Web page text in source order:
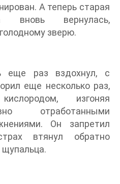
А теперь старая
вновь вернулась,
зверю.
еще раз вздохнул, с
еще несколько раз,
изгоняя
отработанными
Он запретил
втянул обратно